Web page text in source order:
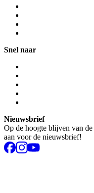
Snel naar
Nieuwsbrief
Op de hoogte blijven van
aan voor de nieuwsbrief!